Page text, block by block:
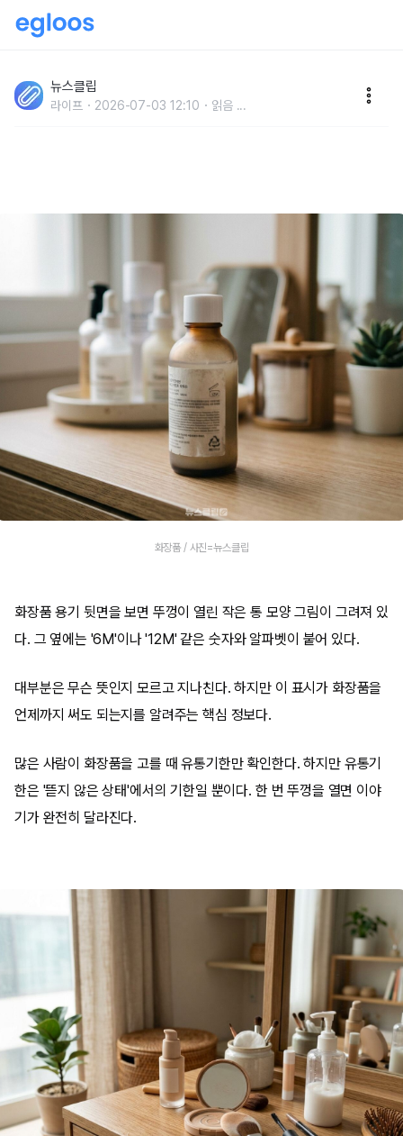
림과 6M·12M이 나타내는 의미
뉴스클립
라이프 2026-07-03 12:10 읽음 ...
화장품 / 사진=뉴스클립
화장품 용기 뒷면을 보면 뚜껑이 열린 작은 통 모양 그림이 그려져 있
다. 그 옆에는 '6M'이나 '12M' 같은 숫자와 알파벳이 붙어 있다.
대부분은 무슨 뜻인지 모르고 지나친다. 하지만 이 표시가 화장품을
언제까지 써도 되는지를 알려주는 핵심 정보다.
많은 사람이 화장품을 고를 때 유통기한만 확인한다. 하지만 유통기
한은 '뜯지 않은 상태'에서의 기한일 뿐이다. 한 번 뚜껑을 열면 이야
기가 완전히 달라진다.